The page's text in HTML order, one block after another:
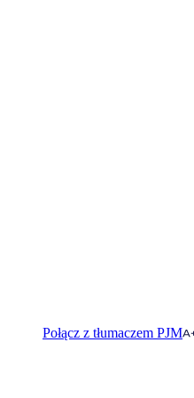
Połącz z tłumaczem PJM